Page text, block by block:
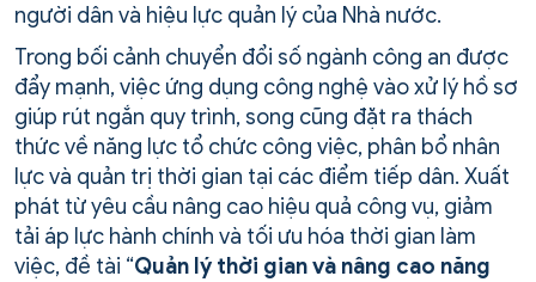
người dân và hiệu lực quản lý của Nhà nước.
Trong bối cảnh chuyển đổi số ngành công an được
đẩy mạnh, việc ứng dụng công nghệ vào xử lý hồ sơ
giúp rút ngắn quy trình, song cũng đặt ra thách
thức về năng lực tổ chức công việc, phân bổ nhân
lực và quản trị thời gian tại các điểm tiếp dân. Xuất
phát từ yêu cầu nâng cao hiệu quả công vụ, giảm
tải áp lực hành chính và tối ưu hóa thời gian làm
việc, đề tài “Quản lý thời gian và nâng cao năng